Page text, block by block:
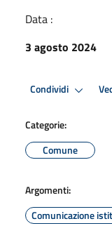
Data :
3 agosto 2024
Condividi
Categorie:
Comune
Argomenti:
Comunicazione